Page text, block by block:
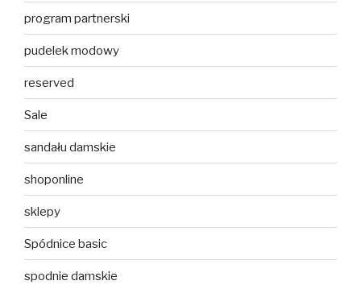
program partnerski
pudelek modowy
reserved
Sale
sandału damskie
shoponline
sklepy
Spódnice basic
spodnie damskie